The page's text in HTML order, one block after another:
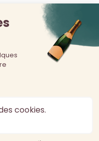
de 18 ans. L'abus
à consommer avec